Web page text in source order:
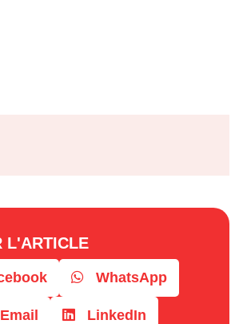
L'ARTICLE
WhatsApp
Email LinkedIn